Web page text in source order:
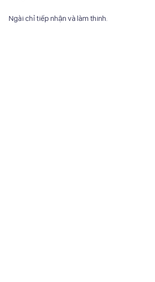
Ngài chỉ tiếp nhận và làm thinh.